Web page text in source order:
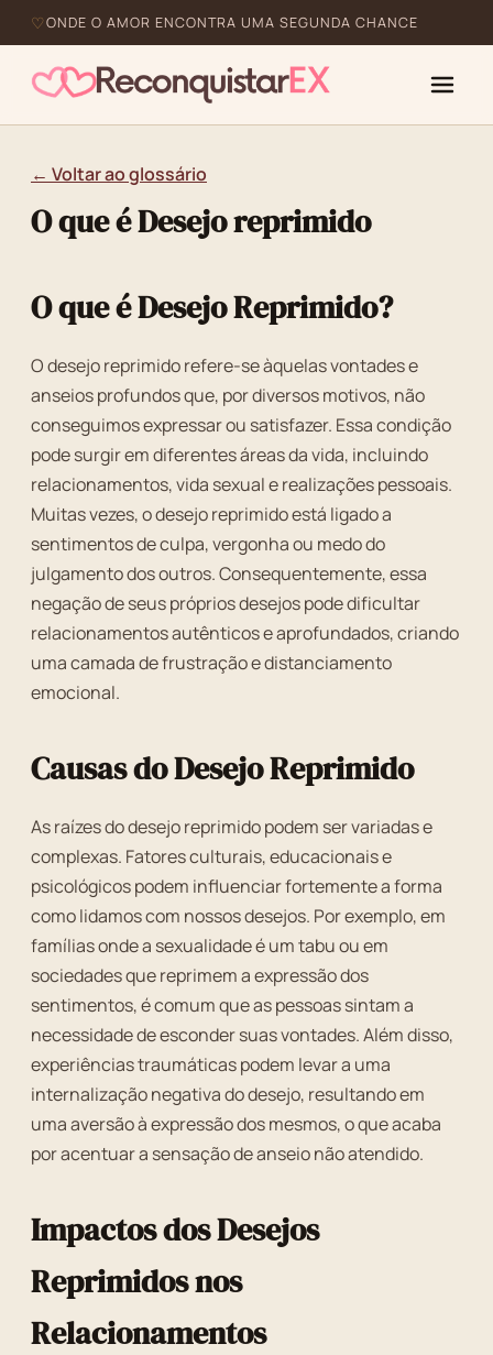
ONDE O AMOR ENCONTRA UMA SEGUNDA CHANCE
← Voltar ao glossário
O que é Desejo reprimido
O que é Desejo Reprimido?
O desejo reprimido refere-se àquelas vontades e
anseios profundos que, por diversos motivos, não
conseguimos expressar ou satisfazer. Essa condição
pode surgir em diferentes áreas da vida, incluindo
relacionamentos, vida sexual e realizações pessoais.
Muitas vezes, o desejo reprimido está ligado a
sentimentos de culpa, vergonha ou medo do
julgamento dos outros. Consequentemente, essa
negação de seus próprios desejos pode dificultar
relacionamentos autênticos e aprofundados, criando
uma camada de frustração e distanciamento
emocional.
Causas do Desejo Reprimido
As raízes do desejo reprimido podem ser variadas e
complexas. Fatores culturais, educacionais e
psicológicos podem influenciar fortemente a forma
como lidamos com nossos desejos. Por exemplo, em
famílias onde a sexualidade é um tabu ou em
sociedades que reprimem a expressão dos
sentimentos, é comum que as pessoas sintam a
necessidade de esconder suas vontades. Além disso,
experiências traumáticas podem levar a uma
internalização negativa do desejo, resultando em
uma aversão à expressão dos mesmos, o que acaba
por acentuar a sensação de anseio não atendido.
Impactos dos Desejos
Reprimidos nos
Relacionamentos